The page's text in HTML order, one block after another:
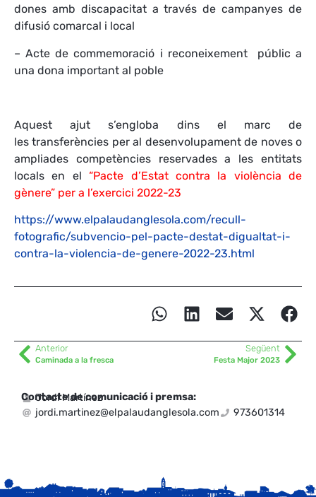
dones amb discapacitat a través de campanyes de
difusió comarcal i local
– Acte de commemoració i reconeixement públic a
una dona important al poble
Aquest ajut s’engloba dins el marc de
les transferències per al desenvolupament de noves o
ampliades competències reservades a les entitats
locals en el“Pacte d’Estat contra la violència de
gènere” per a l’exercici 2022-23
https://www.elpalaudanglesola.com/recull-
fotografic/subvencio-pel-pacte-destat-digualtat-i-
contra-la-violencia-de-genere-2022-23.html
Anterior
Caminada a la fresca
Següent
Festa Major 2023
Contacte de comunicació i premsa:
Jordi Martínez
jordi.martinez@elpalaudanglesola.com
973601314